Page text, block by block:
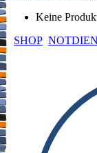
Keine
SHOP